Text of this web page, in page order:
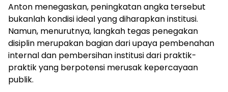
Anton menegaskan, peningkatan angka tersebut
bukanlah kondisi ideal yang diharapkan institusi.
Namun, menurutnya, langkah tegas penegakan
disiplin merupakan bagian dari upaya pembenahan
internal dan pembersihan institusi dari praktik-
praktik yang berpotensi merusak kepercayaan
publik.